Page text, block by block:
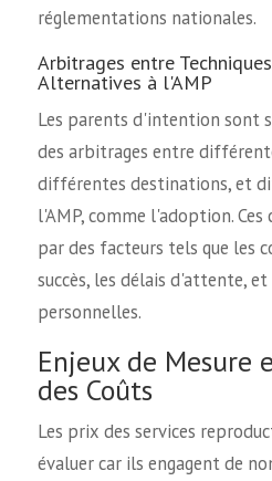
réglementations nationales.
Arbitrages entre
Alternatives à l'AMP
Les parents d'intention sont
des arbitrages entre
différentes destinations, et
l'AMP, comme l'adoption.
par des facteurs tels que les
succès, les délais d'attente, et
personnelles.
Enjeux de Mesure
des Coûts
Les prix des services
évaluer car ils engagent de